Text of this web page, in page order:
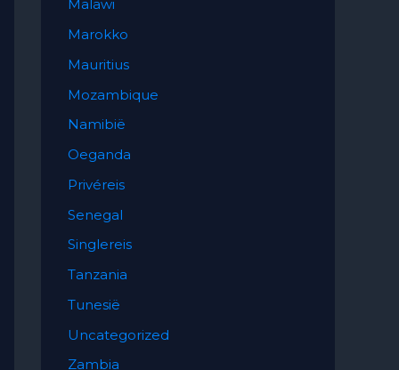
Malawi
Marokko
Mauritius
Mozambique
Namibië
Oeganda
Privéreis
Senegal
Singlereis
Tanzania
Tunesië
Uncategorized
Zambia